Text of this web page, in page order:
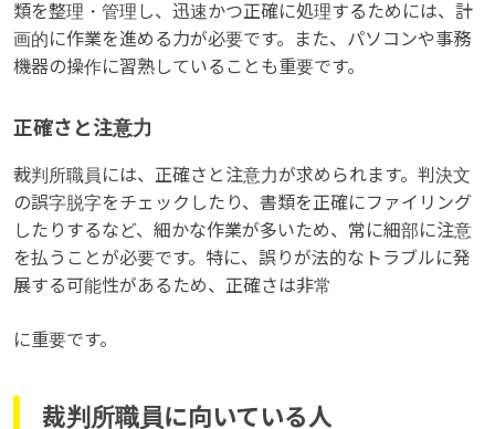
類を整理・管理し、迅速かつ正確に処理するためには、計
画的に作業を進める力が必要です。また、パソコンや事務
機器の操作に習熟していることも重要です。
正確さと注意力
裁判所職員には、正確さと注意力が求められます。判決文
の誤字脱字をチェックしたり、書類を正確にファイリング
したりするなど、細かな作業が多いため、常に細部に注意
を払うことが必要です。特に、誤りが法的なトラブルに発
展する可能性があるため、正確さは非常
に重要です。
裁判所職員に向いている人